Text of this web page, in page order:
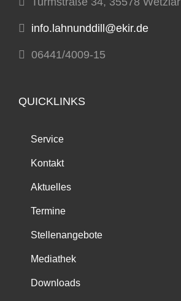
info.lahnunddill@ekir.de
06441/4009-15
QUICKLINKS
Service
Kontakt
Aktuelles
Termine
Stellenangebote
Mediathek
Downloads